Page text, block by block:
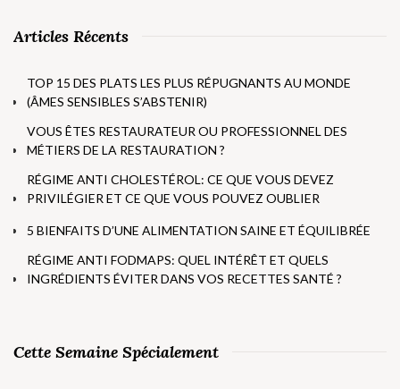
Articles Récents
TOP 15 DES PLATS LES PLUS RÉPUGNANTS AU MONDE
(ÂMES SENSIBLES S’ABSTENIR)
VOUS ÊTES RESTAURATEUR OU PROFESSIONNEL DES
MÉTIERS DE LA RESTAURATION ?
RÉGIME ANTI CHOLESTÉROL: CE QUE VOUS DEVEZ
PRIVILÉGIER ET CE QUE VOUS POUVEZ OUBLIER
5 BIENFAITS D’UNE ALIMENTATION SAINE ET ÉQUILIBRÉE
RÉGIME ANTI FODMAPS: QUEL INTÉRÊT ET QUELS
INGRÉDIENTS ÉVITER DANS VOS RECETTES SANTÉ ?
Cette Semaine Spécialement